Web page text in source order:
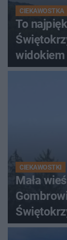
CIEKAWOSTKA
To
widokiem
CIEKAWOSTKI
Mała